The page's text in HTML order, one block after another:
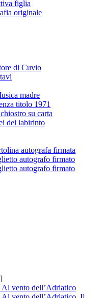
figlia
originale
di Cuvio
madre
titolo 1971
su carta
del labirinto
autografa firmata
autografo firmato
autografo firmato
vento dell’Adriatico